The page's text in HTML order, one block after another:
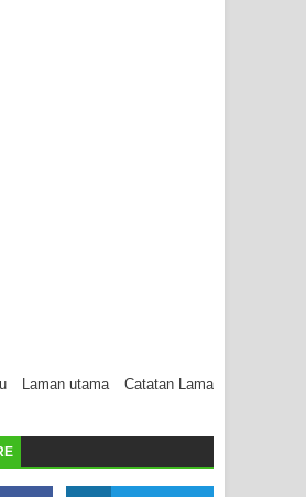
Catatan Lama
Laman utama